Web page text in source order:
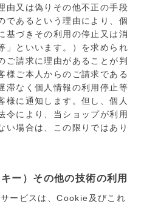
由又は偽りその他不正の手段
であるという理由により、個
基づきその利用の停止又は消
」といいます。）を求められ
ご請求に理由があることが判
様ご本人からのご請求である
滞なく個人情報の利用停止等
様に通知します。但し、個人
令により、当ショップが利用
い場合は、この限りではあり
ー）その他の技術の利用
サービスは、Cookie及びこれ